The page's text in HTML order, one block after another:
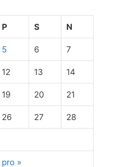
P S N
pro »
5 6 7
12 13 14
19 20 21
26 27 28